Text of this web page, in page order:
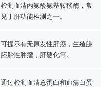
检测血清丙氨酸氨基转移酶，常
见于肝功能检测之一。
可提示有无原发性肝癌，生殖腺
胚胎性肿瘤，肝硬化等。
通过检测血清总蛋白和血清白蛋